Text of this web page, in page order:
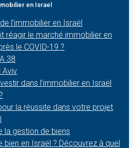
en Israel
l’immobilier en Israël
réagir le marché immobilier en
le COVID-19 ?
38
Aviv
dans l’immobilier en Israël
la réussite dans votre projet
la gestion de biens
en Israël ? Découvrez à quel